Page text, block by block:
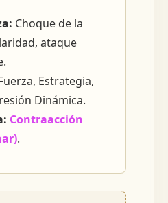
Choque de la
ataque
Estrategia,
Dinámica.
Contraacción
.